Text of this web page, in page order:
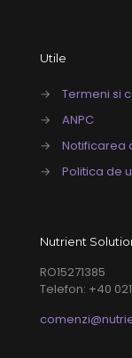
Utile
→
Termeni si
→
ANPC
→
Notificarea
→
Politica de
Nutrient
RO15271385
Telefon: +40